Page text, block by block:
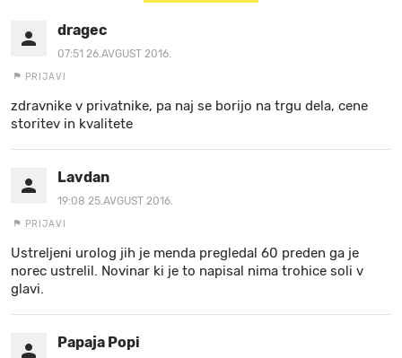
dragec
07:51 26.AVGUST 2016.
PRIJAVI
zdravnike v privatnike, pa naj se borijo na trgu dela, cene
storitev in kvalitete
Lavdan
19:08 25.AVGUST 2016.
PRIJAVI
Ustreljeni urolog jih je menda pregledal 60 preden ga je
norec ustrelil. Novinar ki je to napisal nima trohice soli v
glavi.
Papaja Popi